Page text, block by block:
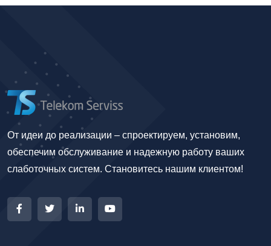
От идеи до реализации – спроектируем, установим,
обеспечим обслуживание и надежную работу ваших
слаботочных систем. Становитесь нашим клиентом!